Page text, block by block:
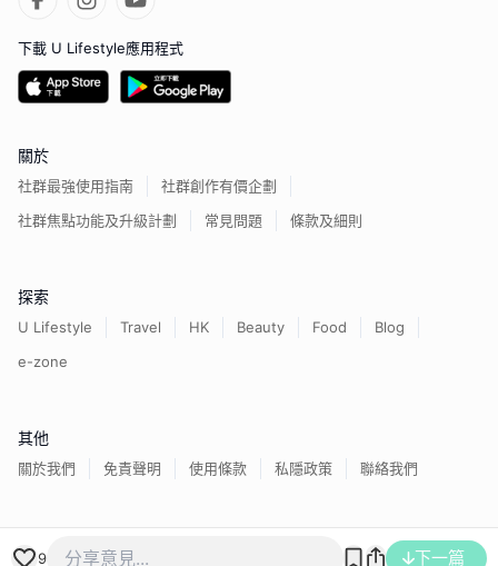
9 下一篇
下載 U Lifestyle應用程式
關於
社群最強使用指南
社群創作有價企劃
社群焦點功能及升級計劃
常見問題 條款及細則
探索
U Lifestyle Travel HK Beauty Food
Blog
e-zone
其他
關於我們 免責聲明 使用條款 私隱政策 聯絡我們
香港經濟日報版權所有©